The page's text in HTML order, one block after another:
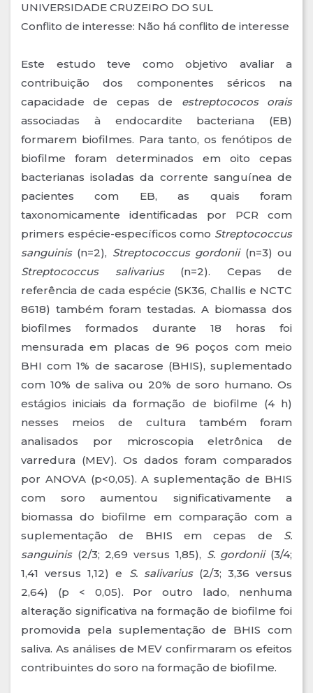
UNIVERSIDADE CRUZEIRO DO SUL
Conflito de interesse: Não há conflito de interesse
Este estudo teve como objetivo avaliar a
contribuição dos componentes séricos na
capacidade de cepas de estreptococos orais
associadas à endocardite bacteriana (EB)
formarem biofilmes. Para tanto, os fenótipos de
biofilme foram determinados em oito cepas
bacterianas isoladas da corrente sanguínea de
pacientes com EB, as quais foram
taxonomicamente identificadas por PCR com
primers espécie-específicos como Streptococcus
sanguinis (n=2), Streptococcus gordonii(n=3) ou
Streptococcus salivarius(n=2). Cepas de
referência de cada espécie (SK36, Challis e NCTC
8618) também foram testadas. A biomassa dos
biofilmes formados durante 18 horas foi
mensurada em placas de 96 poços com meio
BHI com 1% de sacarose (BHIS), suplementado
com 10% de saliva ou 20% de soro humano. Os
estágios iniciais da formação de biofilme (4 h)
nesses meios de cultura também foram
analisados por microscopia eletrônica de
varredura (MEV). Os dados foram comparados
por ANOVA (p<0,05). A suplementação de BHIS
com soro aumentou significativamente a
biomassa do biofilme em comparação com a
suplementação de BHIS em cepas de S.
sanguinis(2/3; 2,69 versus 1,85), S. gordonii(3/4;
1,41 versus 1,12) e S. salivarius(2/3; 3,36 versus
2,64) (p < 0,05). Por outro lado, nenhuma
alteração significativa na formação de biofilme foi
promovida pela suplementação de BHIS com
saliva. As análises de MEV confirmaram os efeitos
contribuintes do soro na formação de biofilme.